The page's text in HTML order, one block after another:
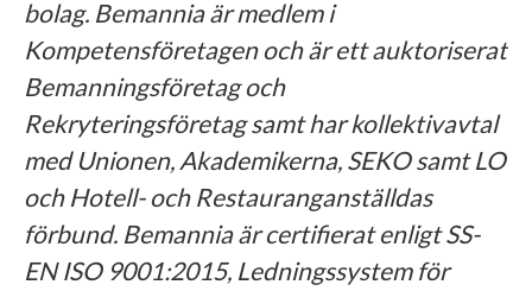
bolag. Bemannia är medlem i
Kompetensföretagen och är ett auktoriserat
Bemanningsföretag och
Rekryteringsföretag samt har kollektivavtal
med Unionen, Akademikerna, SEKO samt LO
och Hotell- och Restauranganställdas
förbund. Bemannia är certifierat enligt SS-
EN ISO 9001:2015, Ledningssystem för